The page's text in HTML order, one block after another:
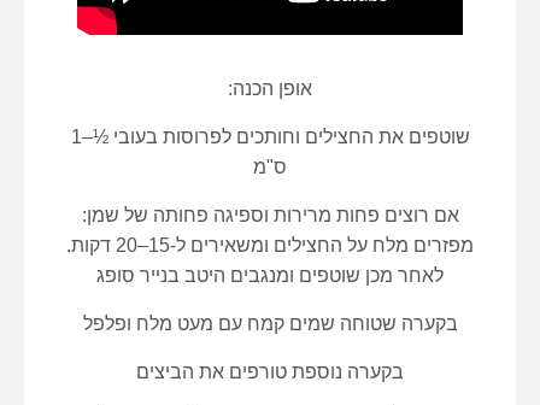
אופן הכנה:
שוטפים את החצילים וחותכים לפרוסות בעובי ½–1
ס"מ
אם רוצים פחות מרירות וספיגה פחותה של שמן:
מפזרים מלח על החצילים ומשאירים ל-15–20 דקות.
לאחר מכן שוטפים ומנגבים היטב בנייר סופג
בקערה שטוחה שמים קמח עם מעט מלח ופלפל
בקערה נוספת טורפים את הביצים